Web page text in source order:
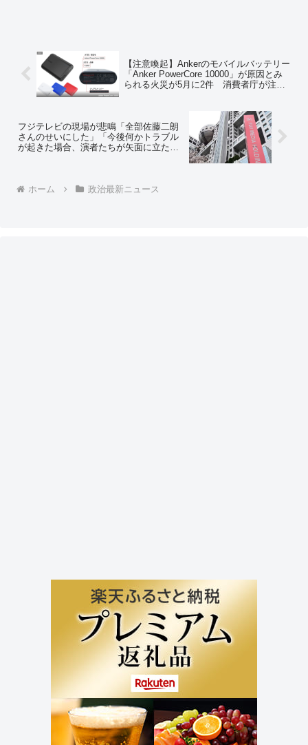
【注意喚起】Ankerのモバイルバッテリー
「Anker PowerCore 10000」が原因とみ
られる火災が5月に2件 消費者庁が注意
ベストセラーだったから相当買ってる人
多いと思う」
フジテレビの現場が悲鳴「全部佐藤二朗
さんのせいにした」「今後何かトラブル
が起きた場合、演者たちが矢面に立たさ
やん」
ホーム 政治最新ニュース